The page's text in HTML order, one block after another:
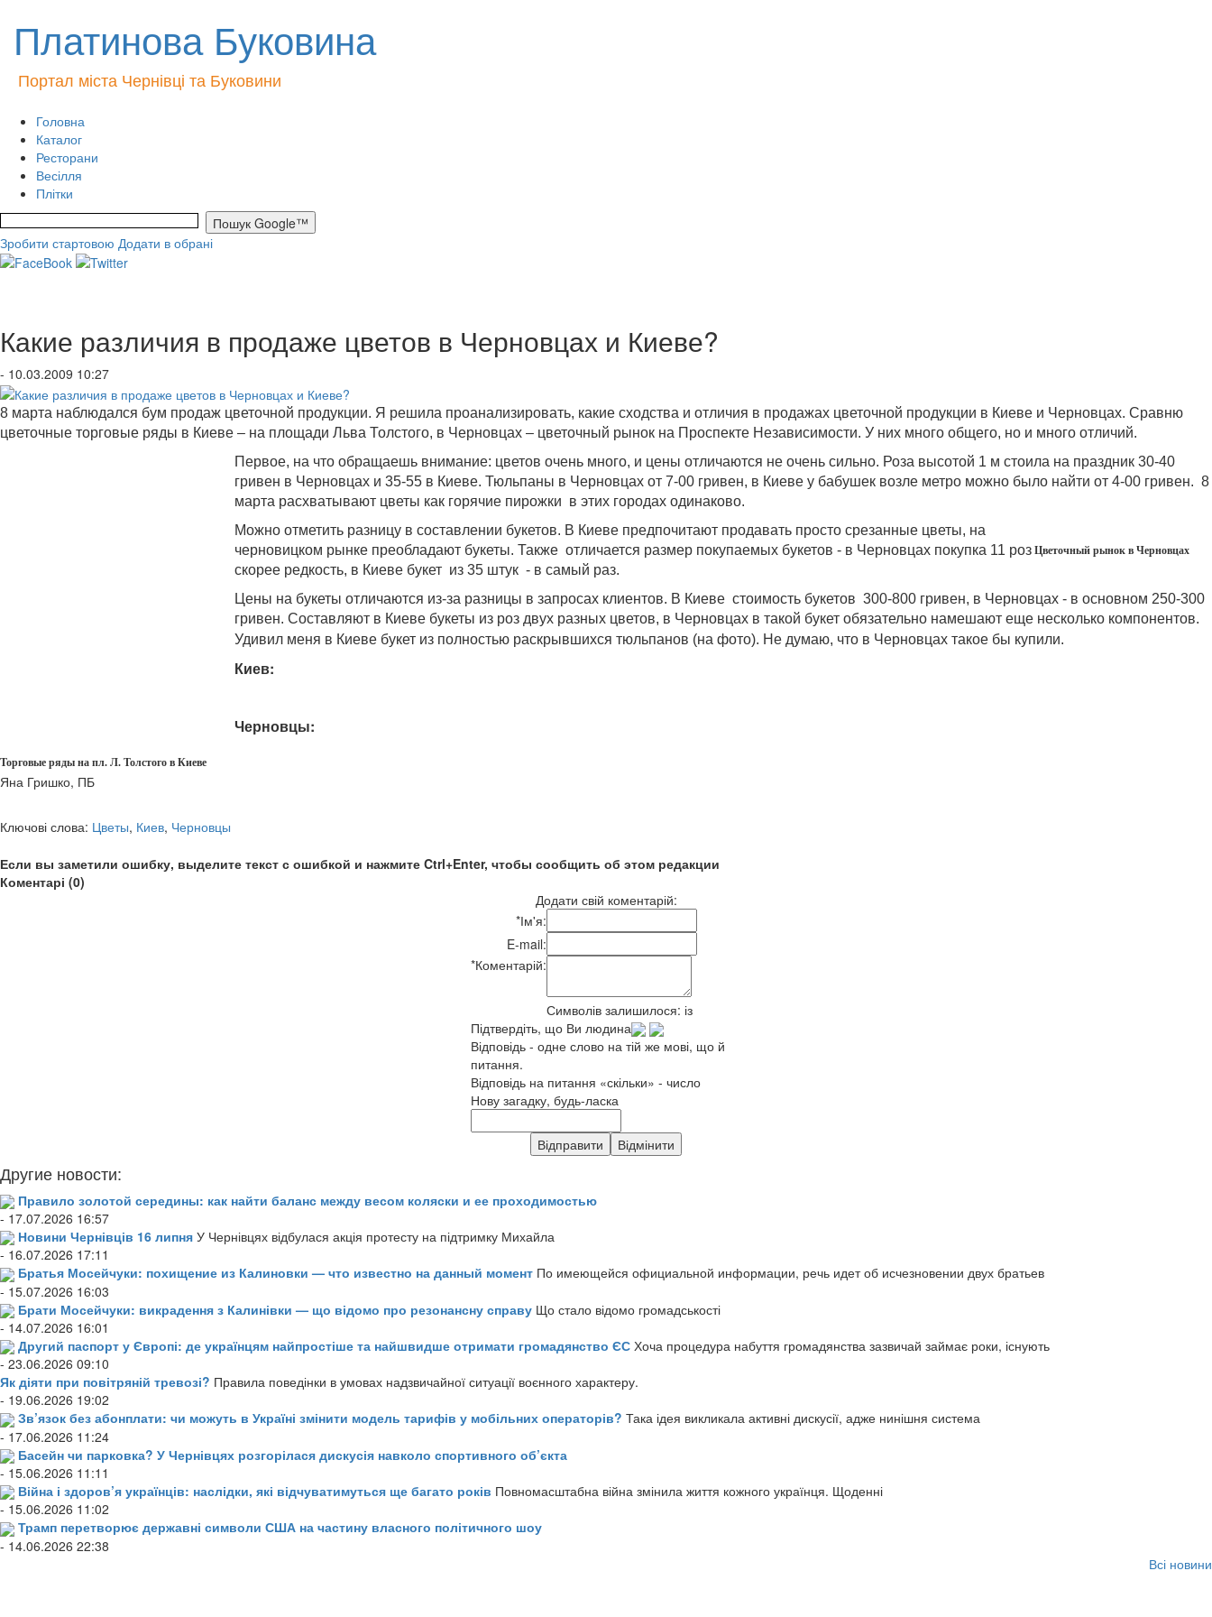
Платинова Буковина
Портал міста Чернівці та Буковини
Головна
Каталог
Ресторани
Весілля
Плітки
Зробити стартовою Додати в обрані
Какие различия в продаже цветов в Черновцах и Киеве?
- 10.03.2009 10:27
8 марта наблюдался бум продаж цветочной продукции. Я решила проанализировать, какие сходства и отличия в продажах цветочной продукции в Киеве и Черновцах. Сравню
цветочные торговые ряды в Киеве – на площади Льва Толстого, в Черновцах – цветочный рынок на Проспекте Независимости. У них много общего, но и много отличий.
Торговые ряды на пл. Л. Толстого в Киеве
Первое, на что обращаешь внимание: цветов очень много, и цены отличаются не очень сильно. Роза высотой 1 м стоила на праздник 30-40
гривен в Черновцах и 35-55 в Киеве. Тюльпаны в Черновцах от 7-00 гривен, в Киеве у бабушек возле метро можно было найти от 4-00 гривен. 8
марта расхватывают цветы как горячие пирожки в этих городах одинаково.
Цветочный рынок в Черновцах
Можно отметить разницу в составлении букетов. В Киеве предпочитают продавать просто срезанные цветы, на
черновицком рынке преобладают букеты. Также отличается размер покупаемых букетов - в Черновцах покупка 11 роз
скорее редкость, в Киеве букет из 35 штук - в самый раз.
Цены на букеты отличаются из-за разницы в запросах клиентов. В Киеве стоимость букетов 300-800 гривен, в Черновцах - в основном 250-300
гривен. Составляют в Киеве букеты из роз двух разных цветов, в Черновцах в такой букет обязательно намешают еще несколько компонентов.
Удивил меня в Киеве букет из полностью раскрывшихся тюльпанов (на фото). Не думаю, что в Черновцах такое бы купили.
Киев:
Черновцы:
Яна Гришко, ПБ
Ключові слова: Цветы, Киев, Черновцы
Если вы заметили ошибку, выделите текст с ошибкой и нажмите Ctrl+Enter, чтобы сообщить об этом редакции
Коментарі (0)
Додати свій коментарій:
*Ім'я:
E-mail:
*Коментарій:
Символів залишилося: із
Підтвердіть, що Ви людина
Відповідь - одне слово на тій же мові, що й
питання.
Відповідь на питання «скільки» - число
Нову загадку, будь-ласка
Другие новости:
Правило золотой середины: как найти баланс между весом коляски и ее проходимостью
- 17.07.2026 16:57
Новини Чернівців 16 липня У Чернівцях відбулася акція протесту на підтримку Михайла
- 16.07.2026 17:11
Братья Мосейчуки: похищение из Калиновки — что известно на данный момент По имеющейся официальной информации, речь идет об исчезновении двух братьев
- 15.07.2026 16:03
Брати Мосейчуки: викрадення з Калинівки — що відомо про резонансну справу Що стало відомо громадськості
- 14.07.2026 16:01
Другий паспорт у Європі: де українцям найпростіше та найшвидше отримати громадянство ЄС Хоча процедура набуття громадянства зазвичай займає роки, існують
- 23.06.2026 09:10
Як діяти при повітряній тревозі? Правила поведінки в умовах надзвичайної ситуації воєнного характеру.
- 19.06.2026 19:02
Зв’язок без абонплати: чи можуть в Україні змінити модель тарифів у мобільних операторів? Така ідея викликала активні дискусії, адже нинішня система
- 17.06.2026 11:24
Басейн чи парковка? У Чернівцях розгорілася дискусія навколо спортивного об’єкта
- 15.06.2026 11:11
Війна і здоров’я українців: наслідки, які відчуватимуться ще багато років Повномасштабна війна змінила життя кожного українця. Щоденні
- 15.06.2026 11:02
Трамп перетворює державні символи США на частину власного політичного шоу
- 14.06.2026 22:38
Всі новини